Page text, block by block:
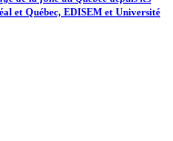
et Québec, EDISEM et Université